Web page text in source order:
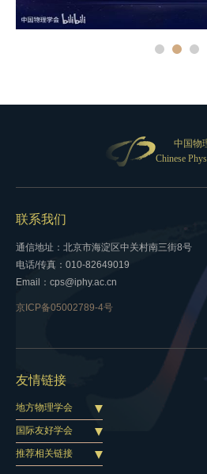
中国物
Chinese
联系我们
通信地址：北京市海淀区中关村南三街8号
电话/传真：010-82649019
Email：cps@iphy.ac.cn
京ICP备05002789-4号
友情链接
地方物理学会
国际友好学会
推荐相关链接